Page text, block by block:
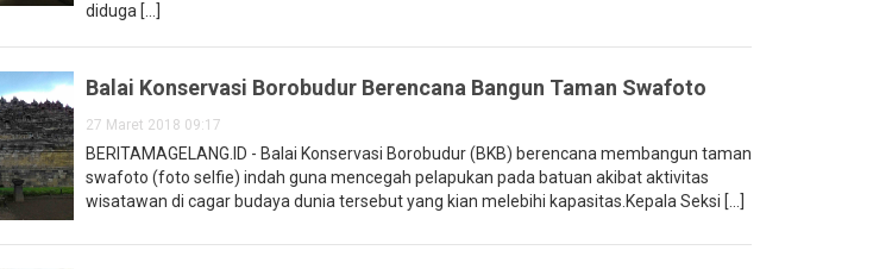
diduga [...]
Balai Konservasi Borobudur Berencana Bangun Taman Swafoto
27 Maret 2018 09:17
BERITAMAGELANG.ID - Balai Konservasi Borobudur (BKB) berencana membangun taman
swafoto (foto selfie) indah guna mencegah pelapukan pada batuan akibat aktivitas
wisatawan di cagar budaya dunia tersebut yang kian melebihi kapasitas.Kepala Seksi [...]